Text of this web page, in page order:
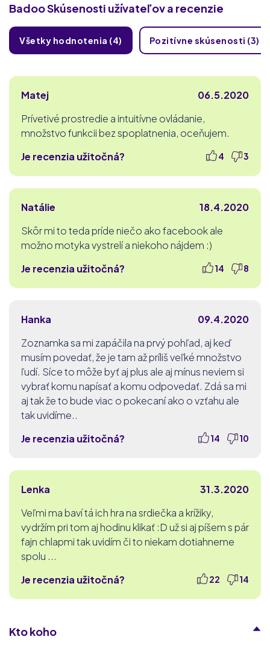
BadooSkúsenosti užívateľov a recenzie
Všetky hodnotenia (4) Pozitívne skúsenosti (3)
Matej
06.5.2020
Prívetivé prostredie a intuitívne ovládanie,
množstvo funkcii bez spoplatnenia, oceňujem.
Je recenzia užitočná?
4 3
Natálie
18.4.2020
Skôr mi to teda príde niečo ako facebook ale
možno motyka vystrelí a niekoho nájdem :)
Je recenzia užitočná?
14 8
Hanka
09.4.2020
Zoznamka sa mi zapáčila na prvý pohľad, aj keď
musím povedať, že je tam až príliš veľké množstvo
ľudí. Síce to môže byť aj plus ale aj mínus neviem si
vybrať komu napísať a komu odpovedať. Zdá sa mi
aj tak že to bude viac o pokecaní ako o vzťahu ale
tak uvidíme..
Je recenzia užitočná?
14 10
Lenka
31.3.2020
Veľmi ma baví tá ich hra na srdiečka a krížiky,
vydržím pri tom aj hodinu klikať :D už si aj píšem s pár
fajn chlapmi tak uvidím či to niekam dotiahneme
spolu ...
Je recenzia užitočná?
22 14
Kto koho